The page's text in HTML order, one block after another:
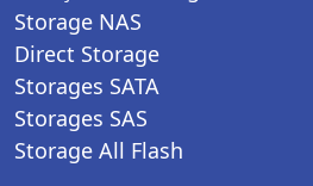
Storage NAS
Direct Storage
Storages SATA
Storages SAS
Storage All Flash